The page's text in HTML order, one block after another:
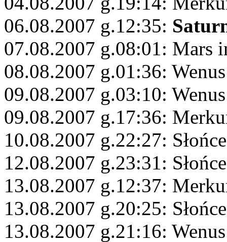
06.08.2007 g.12:35:
07.08.2007 g.08:01: Mars
08.08.2007 g.01:36:
09.08.2007 g.03:10:
09.08.2007 g.17:36:
10.08.2007 g.22:27:
12.08.2007 g.23:31:
13.08.2007 g.12:37:
13.08.2007 g.20:25:
13.08.2007 g.21:16: